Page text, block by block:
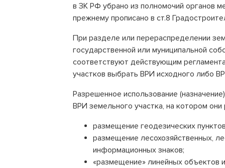
в ЗК РФ убрано из полномочий органов
прежнему прописано в ст.8
При разделе или перераспределении
государственной или муниципальной
соответствуют действующим
участков выбрать ВРИ исходного либо
Разрешенное использование
ВРИ земельного участка, на котором они
размещение геодезических
размещение лесохозяйственных,
информационных знаков;
«размещение» линейных объектов